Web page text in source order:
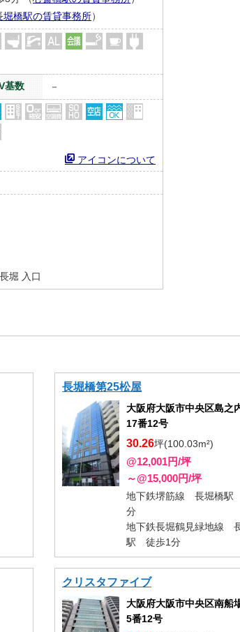
堀橋駅の賃貸事務所）
基数 －
アイコンについて
堀 入口
長堀橋第25松屋
大阪府大阪市中央区島之
17番12号
30.26坪(100.03m²)
@12,001円/坪
～@15,000円/坪
地下鉄堺筋線 長堀橋駅
分
地下鉄長堀鶴見緑地線
駅 徒歩1分
クリスタファイブ
大阪府大阪市中央区南船
5番12号